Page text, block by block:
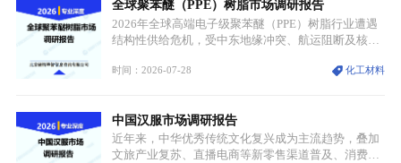
贯穿传统工业、高端制造、军工、新能源等多个核心
产业，成为现代工业体系中不可或缺的基础材料。
全球聚苯醚（PPE）树脂市场调研报告
2026年全球高端电子级聚苯醚（PPE）树脂行业遭遇
结构性供给危机，受中东地缘冲突、航运阻断及核心
停产，行业长期维持寡头垄断的供应链格局彻底瓦
价无市”的供给真空，并沿高频覆铜板、PCB电路板向
AI服务器、5G基站等高端电子终端持续传导，全产业
链生产、成本、交付均承受巨大压力。
时间：2026-07-28 化工材料
中国汉服市场调研报告
近年来，中华优秀传统文化复兴成为主流趋势，叠加
文旅产业复苏、直播电商等新零售渠道普及、消费群